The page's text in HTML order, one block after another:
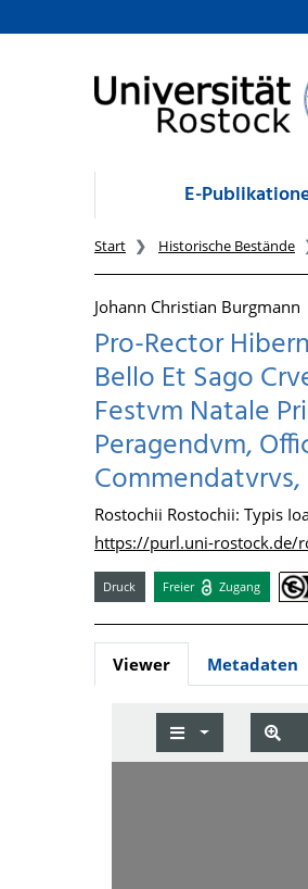
zum Inhalt
E-
Start Historische Bestände
Johann Christian Burgmann
Pro-Rector
Bello Et Sago
Festvm Natale
Peragendvm,
Rostochii Rostochii: Typis
https://purl.uni-rostock.de/
Druck Freier Zugang
Viewer Metadaten